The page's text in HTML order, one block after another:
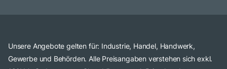
Unsere Angebote gelten für: Industrie, Handel, Handwerk,
Gewerbe und Behörden. Alle Preisangaben verstehen sich exkl.